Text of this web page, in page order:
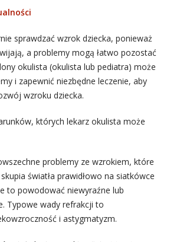
sprawdzać wzrok dziecka, ponieważ
a problemy mogą łatwo pozostać
okulista (okulista lub pediatra) może
i zapewnić niezbędne leczenie, aby
wzroku dziecka.
których lekarz okulista może
problemy ze wzrokiem, które
światła prawidłowo na siatkówce
to powodować niewyraźne lub
Typowe wady refrakcji to
i astygmatyzm.